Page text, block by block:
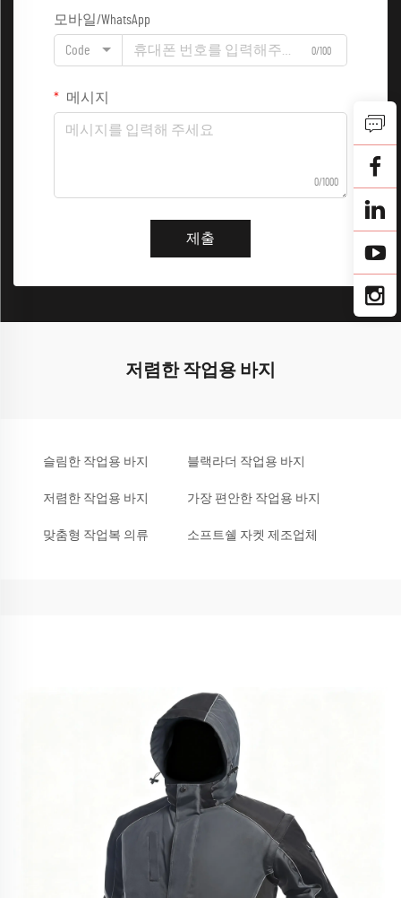
모바일/WhatsApp
Code 0/100
메시지
0/1000
제출
저렴한 작업용 바지
슬림한 작업용 바지 블랙라더 작업용 바지
저렴한 작업용 바지 가장 편안한 작업용 바지
맞춤형 작업복 의류 소프트쉘 자켓 제조업체